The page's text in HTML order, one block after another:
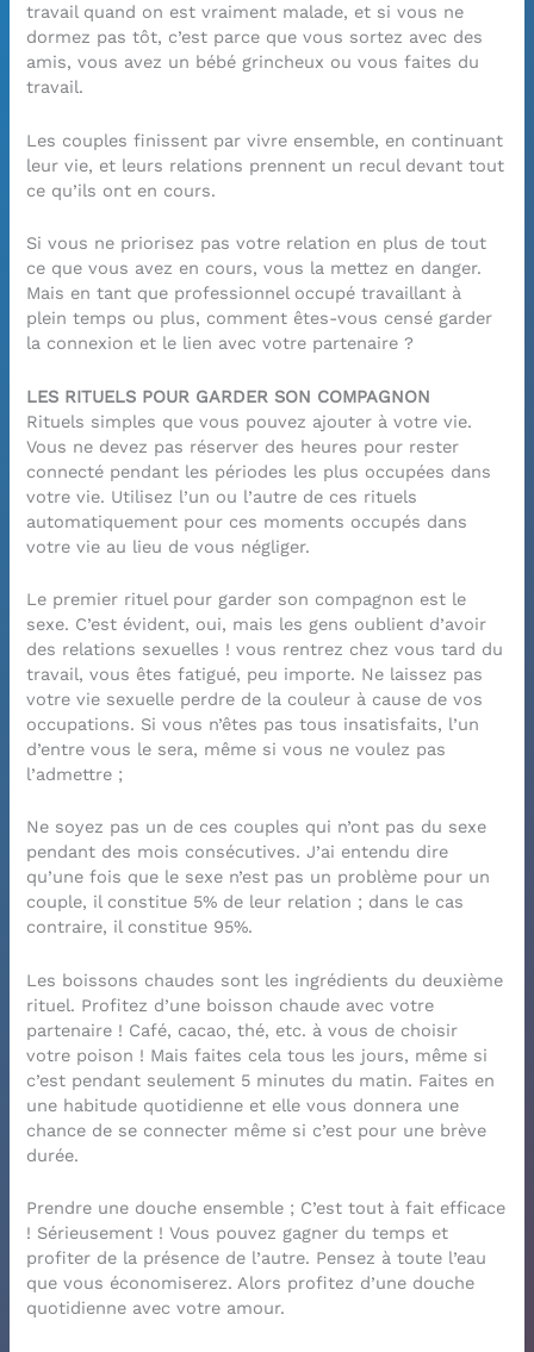
travail quand on est vraiment malade, et si vous ne
dormez pas tôt, c’est parce que vous sortez avec des
amis, vous avez un bébé grincheux ou vous faites du
travail.
Les couples finissent par vivre ensemble, en continuant
leur vie, et leurs relations prennent un recul devant tout
ce qu’ils ont en cours.
Si vous ne priorisez pas votre relation en plus de tout
ce que vous avez en cours, vous la mettez en danger.
Mais en tant que professionnel occupé travaillant à
plein temps ou plus, comment êtes-vous censé garder
la connexion et le lien avec votre partenaire ?
LES RITUELS POUR GARDER SON COMPAGNON
Rituels simples que vous pouvez ajouter à votre vie.
Vous ne devez pas réserver des heures pour rester
connecté pendant les périodes les plus occupées dans
votre vie. Utilisez l’un ou l’autre de ces rituels
automatiquement pour ces moments occupés dans
votre vie au lieu de vous négliger.
Le premier rituel pour garder son compagnon est le
sexe. C’est évident, oui, mais les gens oublient d’avoir
des relations sexuelles ! vous rentrez chez vous tard du
travail, vous êtes fatigué, peu importe. Ne laissez pas
votre vie sexuelle perdre de la couleur à cause de vos
occupations. Si vous n’êtes pas tous insatisfaits, l’un
d’entre vous le sera, même si vous ne voulez pas
l’admettre ;
Ne soyez pas un de ces couples qui n’ont pas du sexe
pendant des mois consécutives. J’ai entendu dire
qu’une fois que le sexe n’est pas un problème pour un
couple, il constitue 5% de leur relation ; dans le cas
contraire, il constitue 95%.
Les boissons chaudes sont les ingrédients du deuxième
rituel. Profitez d’une boisson chaude avec votre
partenaire ! Café, cacao, thé, etc. à vous de choisir
votre poison ! Mais faites cela tous les jours, même si
c’est pendant seulement 5 minutes du matin. Faites en
une habitude quotidienne et elle vous donnera une
chance de se connecter même si c’est pour une brève
durée.
Prendre une douche ensemble ; C’est tout à fait efficace
! Sérieusement ! Vous pouvez gagner du temps et
profiter de la présence de l’autre. Pensez à toute l’eau
que vous économiserez. Alors profitez d’une douche
quotidienne avec votre amour.